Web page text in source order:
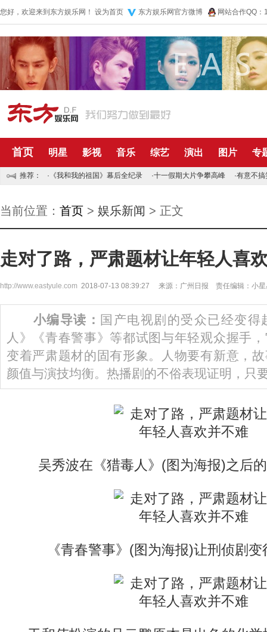
您好，欢迎来到东方娱乐网！ 设为首页 东方娱乐网官方微博 网站合作QQ
首页 明星 影视 音乐 综艺 演出 图片 专
推荐： · 《我和我的祖国》幕后全纪录 ·十一假期大片争攀高峰 ·有意不搞
当前位置： 首页 > 娱乐新闻 > 正文
走对了路，严肃题材让年轻人喜
http://www.eastyule.com 2018-07-13 08:39:27 来源：广州日报 责任编辑：小星
小编导读： 国产电视剧的受众已经变得
人》《青春警事》等都试图与年轻观众握手
变着严肃题材的固有形象。人物要有新意，
颜值与演技均衡。热播剧的不俗表现证明，只
吴秀波在《猎毒人》(图为海报)之后的
《青春警事》(图为海报)让刑侦剧变